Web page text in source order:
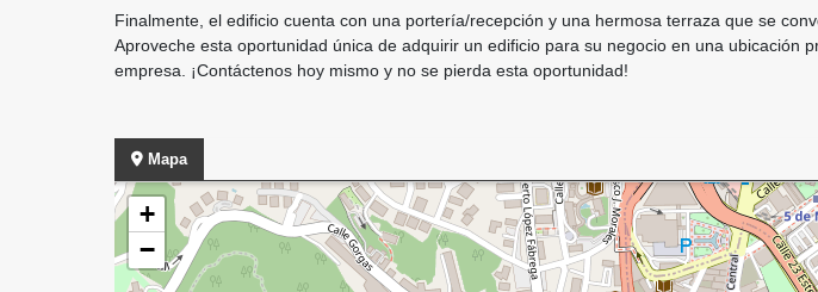
Finalmente, el edificio cuenta con una portería/recepción y una hermosa terraza que se
Aproveche esta oportunidad única de adquirir un edificio para su negocio en una ubicación
empresa. ¡Contáctenos hoy mismo y no se pierda esta oportunidad!
Mapa
+
−